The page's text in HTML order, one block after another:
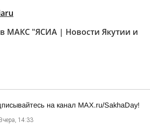
МАКС "ЯСИА | Новости Якутии и
на канал MAX.ru/SakhaDay!
Вчера, 14:33